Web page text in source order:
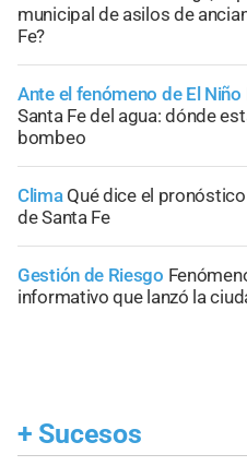
municipal de asilos de
Fe?
Ante el fenómeno de El Niño
Santa Fe del agua: dónde
bombeo
Clima Qué dice el
de Santa Fe
Gestión de Riesgo
informativo que lanzó la
+ Sucesos